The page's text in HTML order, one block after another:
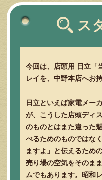
ス
今回は、店頭用 日立「
レイを、中野本店へお
日立といえば家電メー
が、こうした店頭ディ
のものとはまた違った
べるためのものではな
ますよ」と伝えるため
売り場の空気をそのま
ムでもあります。昭和